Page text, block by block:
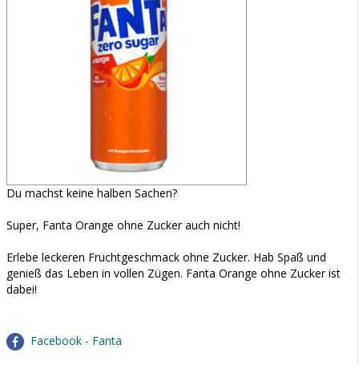
Du machst keine halben Sachen?
Super, Fanta Orange ohne Zucker auch nicht!
Erlebe leckeren Fruchtgeschmack ohne Zucker. Hab Spaß und
genieß das Leben in vollen Zügen. Fanta Orange ohne Zucker ist
dabei!
Facebook - Fanta